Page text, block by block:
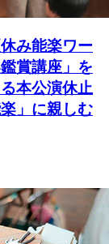
み能楽ワー
賞講座」を
本公演休止
」に親しむ